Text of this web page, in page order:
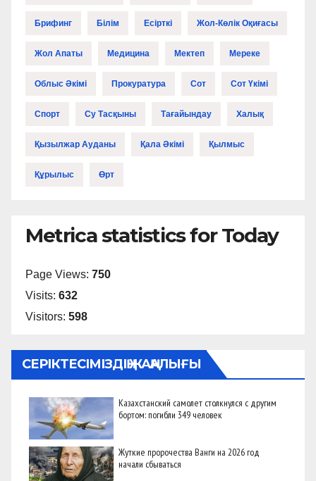
Брифинг Білім Есірткі Жол-Көлік Оқиғасы
Жол Апаты Медицина Мектеп Мереке
Облыс Әкімі Прокуратура Сот Сот Үкімі
Спорт Су Тасқыны Тағайындау Халық
Қызылжар Ауданы Қала Әкімі Қылмыс
Құрылыс Өрт
Metrica statistics for Today
Page Views: 750
Visits: 632
Visitors: 598
СЕРІКТЕСІМІЗДІҢ ЖАҢАЛЫҒЫ
Казахстанский самолет столкнулся с другим
бортом: погибли 349 человек
Жуткие пророчества Ванги на 2026 год
начали сбываться